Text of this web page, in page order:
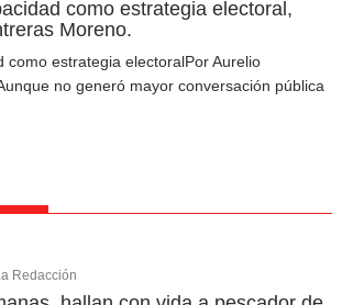
como estrategia electoral,
Moreno.
como estrategia electoralPor Aurelio
no generó mayor conversación pública
Redacción